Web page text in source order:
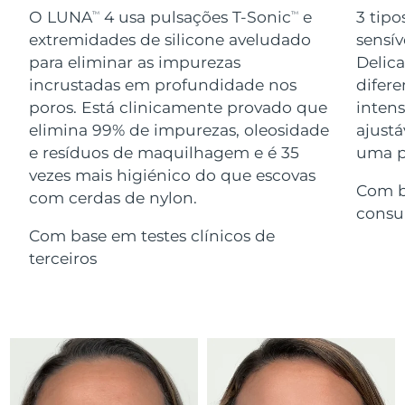
O LUNATM 4 usa pulsações T-SonicTM
e
extremidades de silicone aveludado
para eliminar as impurezas
incrustadas em profundidade nos
poros. Está clinicamente provado que
elimina 99% de impurezas, oleosidade
e resíduos de maquilhagem e é 35
vezes mais higiénico do que escovas
com cerdas de nylon.
Com base em testes clínicos de
terceiros
3
uma
Com
Advanced pore care essentials
For healthy hair
issa™ Teeth Whitening Gel
18% PAP
Cosméticos Homens
Comprar todos
FOREO APP
Israel Entrega prevista 13/08/26
Itália Entrega prevista 09/08/26
Japão Entrega prevista12/08/26
Jersey
11/08/26
Kuwait
Líbano Entrega prevista10/08/26
Lituânia Entrega prevista 09/08/26